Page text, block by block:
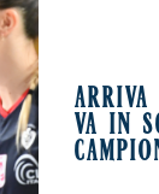
VA IN